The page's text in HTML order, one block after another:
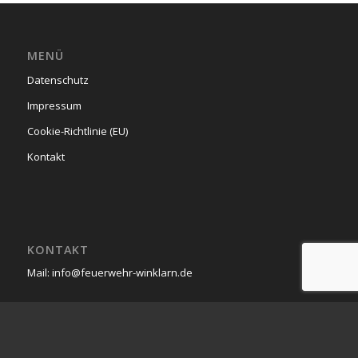
MENÜ
Datenschutz
Impressum
Cookie-Richtlinie (EU)
Kontakt
KONTAKT
Mail: info@feuerwehr-winklarn.de